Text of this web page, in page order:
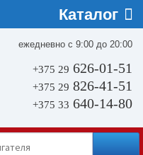
ежедневно с 9:00 до 20:00
+375 29 626-01-51
+375 29 826-41-51
+375 33 640-14-80